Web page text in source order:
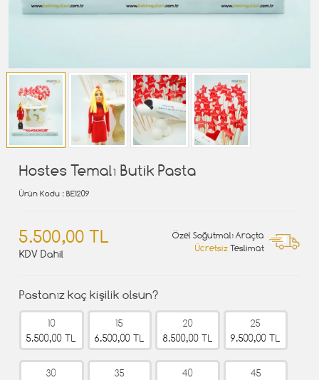
Hostes Temalı Butik Pasta
Ürün Kodu : BE1209
5.500,00 TL
KDV Dahil
Özel Soğutmalı Araçta
Ücretsiz Teslimat
Pastanız kaç kişilik olsun?
10
5.500,00 TL
15
6.500,00 TL
20
8.500,00 TL
25
9.500,00 TL
30
35
40
45